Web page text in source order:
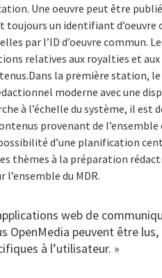
Une oeuvre peut être
un identifiant
par l’ID d’oeuvre commun.
relatives aux royalties et
la première station, le
moderne avec une
à l’échelle du système, il
provenant de
d’une planification
thèmes à la préparation
du MDR.
web de
OpenMedia peuvent être
à l’utilisateur. »